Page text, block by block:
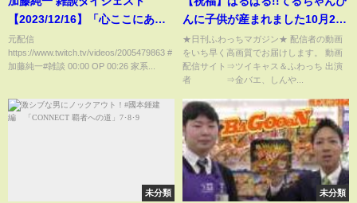
【2023/12/16】「心ここにあら
ずな雑談」(Twitch)
元配信
https://www.twitch.tv/videos/2005479863 #
加藤純一#雑談 00:00 OP 00:26 家系...
んに子供が産まれました10月29
日
★日刊ふわっちマガジン★ 配信者の動画
をいち早く高画質でお届けします。 動画
配信サイト⇒ツイキャス＆ふわっち 出演
者 ⇒金バエ、しんや...
未分類 未分類